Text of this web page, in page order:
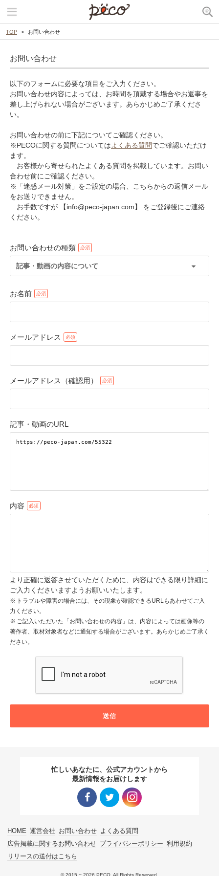
TOP お問い合わせ
お問い合わせ
以下のフォームに必要な項目をご入力ください。
お問い合わせ内容によっては、お時間を頂戴する場合やお返事を
差し上げられない場合がございます。あらかじめご了承くださ
い。
お問い合わせの前に下記についてご確認ください。
※PECOに関する質問についてはよくある質問でご確認いただけ
ます。
お客様から寄せられたよくある質問を掲載しています。お問い
合わせ前にご確認ください。
※「迷惑メール対策」をご設定の場合、こちらからの返信メール
をお送りできません。
お手数ですが 【info@peco-japan.com】 をご登録後にご連絡
ください。
お問い合わせの種類
記事・動画の内容について
お名前
メールアドレス
メールアドレス（確認用）
記事・動画のURL
内容
より正確に返答させていただくために、内容はできる限り詳細に
ご入力くださいますようお願いいたします。
トラブルや障害の場合には、その現象が確認できるURLもあわせてご入
力ください。
ご記入いただいた「お問い合わせの内容」は、内容によっては画像等の
著作者、取材対象者などに通知する場合がございます。あらかじめご了承く
ださい。
送信
忙しいあなたに、公式アカウントから
最新情報をお届けします
HOME 運営会社 お問い合わせ よくある質問
広告掲載に関するお問い合わせ プライバシーポリシー 利用規約
リリースの送付はこちら
© 2015 ~ 2026 PECO. All Rights Reserved.
アプリで開く